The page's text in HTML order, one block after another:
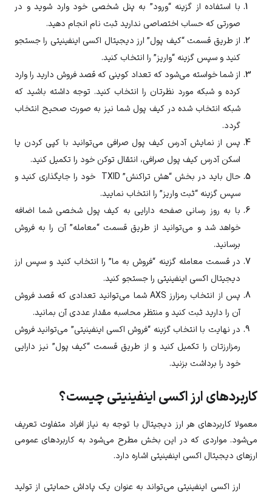
با استفاده از گزینه “ورود” به پنل شخصی خود وارد شوید و در
صورتی که حساب اختصاصی ندارید ثبت نام انجام دهید.
از طریق قسمت “کیف پول” ارز دیجیتال اکسی اینفینیتی را جستجو
کنید و سپس گزینه “واریز” را انتخاب کنید.
از شما خواسته می‌شود که تعداد کوینی که قصد فروش دارید را وارد
کرده و شبکه مورد نظرتان را انتخاب کنید. توجه داشته باشید که
شبکه انتخاب شده در کیف پول شما نیز به صورت صحیح انتخاب
گردد.
پس از نمایش آدرس کیف پول صرافی می‌توانید با کپی کردن یا
اسکن آدرس کیف پول صرافی، انتقال توکن خود را تکمیل کنید.
حال باید در بخش “هش تراکنش” TXID خود را جایگذاری کنید و
سپس گزینه “ثبت واریز” را انتخاب نمایید.
با به روز رسانی صفحه دارایی به کیف پول شخصی شما اضافه
خواهد شد و می‌توانید از طریق قسمت “معامله” آن را به فروش
برسانید.
در قسمت معامله گزینه “فروش به ما” را انتخاب کنید و سپس ارز
دیجیتال اکسی اینفینیتی را جستجو کنید.
پس از انتخاب رمزارز AXS شما می‌توانید تعدادی که قصد فروش
آن را دارید ثبت کنید و منتظر محاسبه مقدار عددی آن بمانید.
در نهایت با انتخاب گزینه “فروش اکسی اینفینیتی” می‌توانید فروش
رمزارزتان را تکمیل کنید و از طریق قسمت “کیف پول” نیز دارایی
خود را برداشت بزنید.
کاربردهای ارز اکسی اینفینیتی چیست؟
معمولا کاربردهای هر ارز دیجیتال با توجه به نیاز افراد متفاوت تعریف
می‌شود. مواردی که در این بخش مطرح می‌شود به کاربردهای عمومی
ارزهای دیجیتال اکسی اینفینیتی اشاره دارد.
ارز اکسی اینفینیتی می‌تواند به عنوان یک پاداش حمایتی از تولید